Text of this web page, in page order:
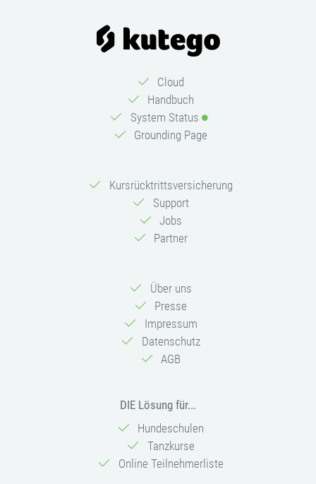
Cloud
Handbuch
System Status
Grounding Page
Kursrücktrittsversicherung
Support
Jobs
Partner
Über uns
Presse
Impressum
Datenschutz
AGB
DIE Lösung für...
Hundeschulen
Tanzkurse
Online Teilnehmerliste